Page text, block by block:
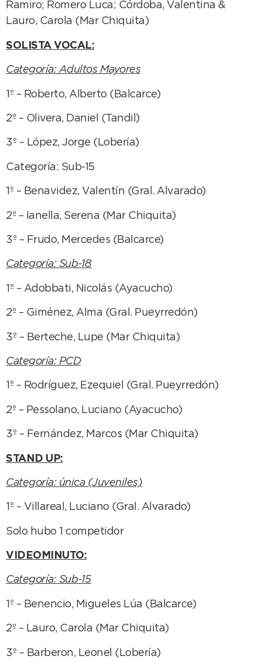
Ramiro; Romero Luca; Córdoba, Valentina &
Lauro, Carola (Mar Chiquita)
SOLISTA VOCAL:
Categoría: Adultos Mayores
1º – Roberto, Alberto (Balcarce)
2º – Olivera, Daniel (Tandil)
3º – López, Jorge (Lobería)
Categoría: Sub-15
1º – Benavidez, Valentín (Gral. Alvarado)
2º – Ianella, Serena (Mar Chiquita)
3º – Frudo, Mercedes (Balcarce)
Categoría: Sub-18
1º – Adobbati, Nicolás (Ayacucho)
2º – Giménez, Alma (Gral. Pueyrredón)
3º – Berteche, Lupe (Mar Chiquita)
Categoría: PCD
1º – Rodríguez, Ezequiel (Gral. Pueyrredón)
2º – Pessolano, Luciano (Ayacucho)
3º – Fernández, Marcos (Mar Chiquita)
STAND UP:
Categoría: única (Juveniles)
1º – Villareal, Luciano (Gral. Alvarado)
Solo hubo 1 competidor
VIDEOMINUTO:
Categoría: Sub-15
1º – Benencio, Migueles Lúa (Balcarce)
2º – Lauro, Carola (Mar Chiquita)
3º – Barberon, Leonel (Lobería)